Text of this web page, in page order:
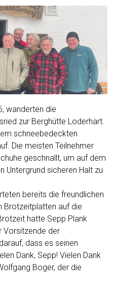
wanderten die
zur Berghütte Loderhart.
schneebedeckten
Die meisten Teilnehmer
geschnallt, um auf dem
Untergrund sicheren Halt zu
bereits die freundlichen
Brotzeitplatten auf die
hatte Sepp Plank
Vorsitzende der
dass es seinen
Dank, Sepp! Vielen Dank
Boger, der die